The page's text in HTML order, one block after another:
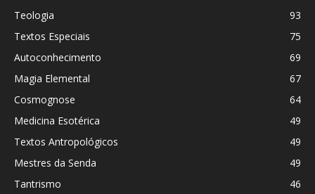
Teologia
93
Textos Especiais
75
Autoconhecimento
69
Magia Elemental
67
Cosmognose
64
Medicina Esotérica
49
Textos Antropológicos
49
Mestres da Senda
49
Tantrismo
46